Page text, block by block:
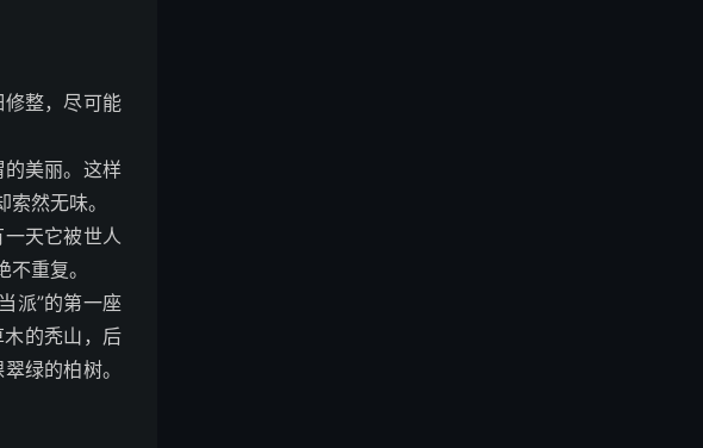
整，尽可能
美丽。这样
然无味。
天它被世人
重复。
派”的第一座
的秃山，后
绿的柏树。